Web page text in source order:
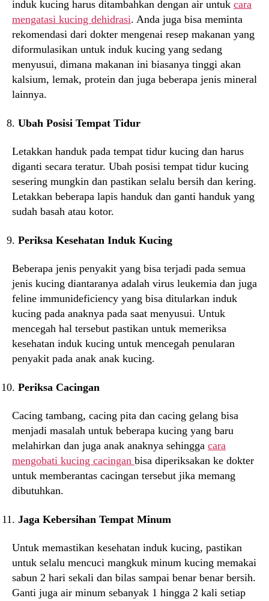
induk kucing harus ditambahkan dengan air untuk cara
mengatasi kucing dehidrasi. Anda juga bisa meminta
rekomendasi dari dokter mengenai resep makanan yang
diformulasikan untuk induk kucing yang sedang
menyusui, dimana makanan ini biasanya tinggi akan
kalsium, lemak, protein dan juga beberapa jenis mineral
lainnya.
Ubah Posisi Tempat Tidur
Letakkan handuk pada tempat tidur kucing dan harus
diganti secara teratur. Ubah posisi tempat tidur kucing
sesering mungkin dan pastikan selalu bersih dan kering.
Letakkan beberapa lapis handuk dan ganti handuk yang
sudah basah atau kotor.
Periksa Kesehatan Induk Kucing
Beberapa jenis penyakit yang bisa terjadi pada semua
jenis kucing diantaranya adalah virus leukemia dan juga
feline immunideficiency yang bisa ditularkan induk
kucing pada anaknya pada saat menyusui. Untuk
mencegah hal tersebut pastikan untuk memeriksa
kesehatan induk kucing untuk mencegah penularan
penyakit pada anak anak kucing.
Periksa Cacingan
Cacing tambang, cacing pita dan cacing gelang bisa
menjadi masalah untuk beberapa kucing yang baru
melahirkan dan juga anak anaknya sehingga cara
mengobati kucing cacingan bisa diperiksakan ke dokter
untuk memberantas cacingan tersebut jika memang
dibutuhkan.
Jaga Kebersihan Tempat Minum
Untuk memastikan kesehatan induk kucing, pastikan
untuk selalu mencuci mangkuk minum kucing memakai
sabun 2 hari sekali dan bilas sampai benar benar bersih.
Ganti juga air minum sebanyak 1 hingga 2 kali setiap